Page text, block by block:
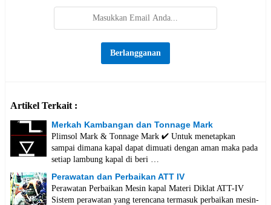
Artikel Terkait :
Merkah Kambangan dan Tonnage Mark
Plimsol Mark & Tonnage Mark ✔️ Untuk menetapkan
sampai dimana kapal dapat dimuati dengan aman maka pada
setiap lambung kapal di beri …
Perawatan dan Perbaikan ATT IV
Perawatan Perbaikan Mesin kapal Materi Diklat ATT-IV
Sistem perawatan yang terencana termasuk perbaikan mesin-